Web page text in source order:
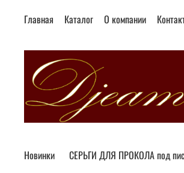
Главная Каталог О компании
Новинки СЕРЬГИ ДЛЯ ПРОКОЛА под